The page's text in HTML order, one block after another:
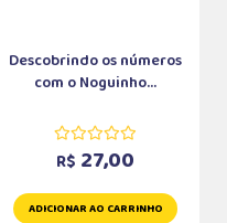
Descobrindo os números
com o Noguinho...
R$ 27,00
ADICIONAR AO CARRINHO